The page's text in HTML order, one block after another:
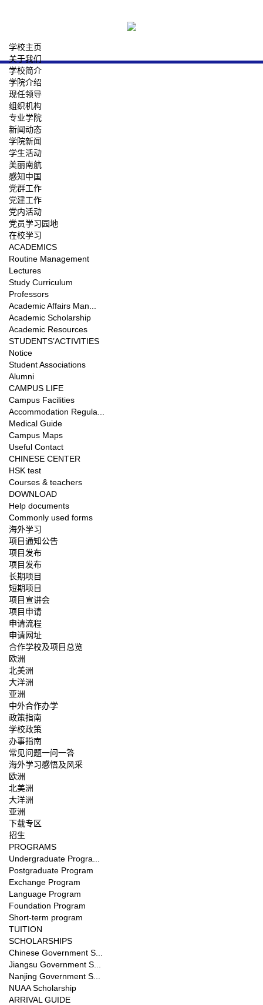
学校主页
关于我们
学校简介
学院介绍
现任领导
组织机构
专业学院
新闻动态
学院新闻
学生活动
美丽南航
感知中国
党群工作
党建工作
党内活动
党员学习园地
在校学习
ACADEMICS
Routine Management
Lectures
Study Curriculum
Professors
Academic Affairs Man...
Academic Scholarship
Academic Resources
STUDENTS’ACTIVITIES
Notice
Student Associations
Alumni
CAMPUS LIFE
Campus Facilities
Accommodation Regula...
Medical Guide
Campus Maps
Useful Contact
CHINESE CENTER
HSK test
Courses & teachers
DOWNLOAD
Help documents
Commonly used forms
海外学习
项目通知公告
项目发布
项目发布
长期项目
短期项目
项目宣讲会
项目申请
申请流程
申请网址
合作学校及项目总览
欧洲
北美洲
大洋洲
亚洲
中外合作办学
政策指南
学校政策
办事指南
常见问题一问一答
海外学习感悟及风采
欧洲
北美洲
大洋洲
亚洲
下载专区
招生
PROGRAMS
Undergraduate Progra...
Postgraduate Program
Exchange Program
Language Program
Foundation Program
Short-term program
TUITION
SCHOLARSHIPS
Chinese Government S...
Jiangsu Government S...
Nanjing Government S...
NUAA Scholarship
ARRIVAL GUIDE